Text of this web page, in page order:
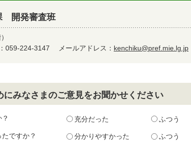
開発審査班
059-224-3147 メールアドレス： kenchiku@pref.mie.lg.jp
みなさまのご意見をお聞かせください
充分だった ふつう
ですか？ 分かりやすかった ふつう